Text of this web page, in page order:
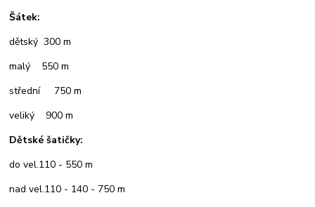
Šátek:
dětský 300 m
malý 550 m
střední 750 m
veliký 900 m
Dětské šatičky:
do vel.110 - 550 m
nad vel.110 - 140 - 750 m